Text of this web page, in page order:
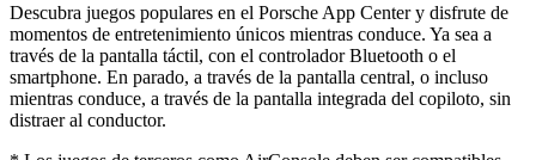
Descubra juegos populares en el Porsche App Center y disfrute de
momentos de entretenimiento únicos mientras conduce. Ya sea a
través de la pantalla táctil, con el controlador Bluetooth o el
smartphone. En parado, a través de la pantalla central, o incluso
mientras conduce, a través de la pantalla integrada del copiloto, sin
distraer al conductor.